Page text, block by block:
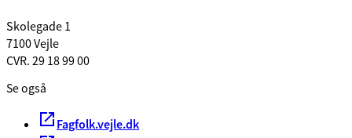
Skolegade 1
7100 Vejle
CVR. 29 18 99 00
Se også
Fagfolk.vejle.dk